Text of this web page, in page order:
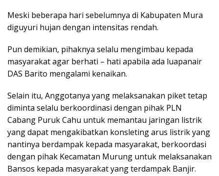
Meski beberapa hari sebelumnya di Kabupaten Mura
diguyuri hujan dengan intensitas rendah.
Pun demikian, pihaknya selalu mengimbau kepada
masyarakat agar berhati – hati apabila ada luapanair
DAS Barito mengalami kenaikan.
Selain itu, Anggotanya yang melaksanakan piket tetap
diminta selalu berkoordinasi dengan pihak PLN
Cabang Puruk Cahu untuk memantau jaringan listrik
yang dapat mengakibatkan konsleting arus listrik yang
nantinya berdampak kepada masyarakat, berkoordasi
dengan pihak Kecamatan Murung untuk melaksanakan
Bansos kepada masyarakat yang terdampak Banjir.